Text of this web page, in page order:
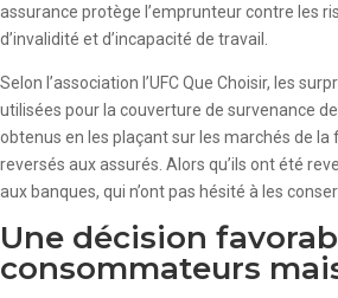
assurance protège l’emprunteur contre les
d’invalidité et d’incapacité de travail.
Selon l’association l’UFC Que Choisir, les
utilisées pour la couverture de survenance
obtenus en les plaçant sur les marchés de la
reversés aux assurés. Alors qu’ils ont été
aux banques, qui n’ont pas hésité à les
Une décision
consommateurs